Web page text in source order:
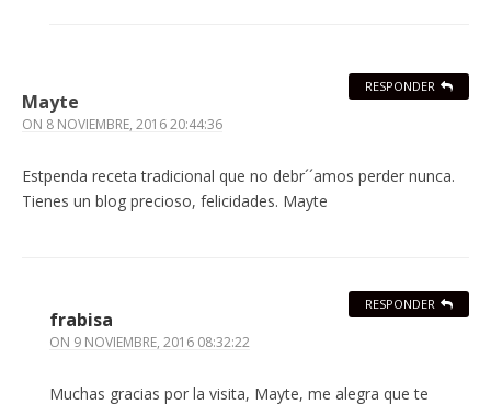
Mayte
ON 8 NOVIEMBRE, 2016 20:44:36
Estpenda receta tradicional que no debr´´amos perder nunca.
Tienes un blog precioso, felicidades. Mayte
RESPONDER
frabisa
ON 9 NOVIEMBRE, 2016 08:32:22
Muchas gracias por la visita, Mayte, me alegra que te
RESPONDER